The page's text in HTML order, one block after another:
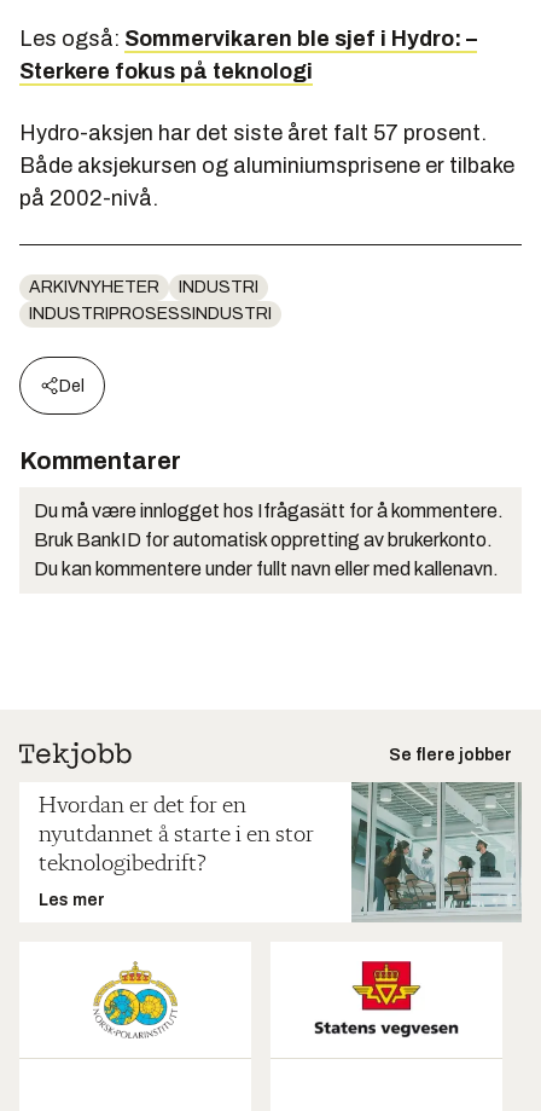
Les også: Sommervikaren ble sjef i Hydro: –
Sterkere fokus på teknologi
Hydro-aksjen har det siste året falt 57 prosent.
Både aksjekursen og aluminiumsprisene er tilbake
på 2002-nivå.
ARKIVNYHETER
INDUSTRI
INDUSTRIPROSESSINDUSTRI
Del
Kommentarer
Du må være innlogget hos Ifrågasätt for å kommentere.
Bruk BankID for automatisk oppretting av brukerkonto.
Du kan kommentere under fullt navn eller med kallenavn.
Se flere jobber
Hvordan er det for en
nyutdannet å starte i en stor
teknologibedrift?
Les mer